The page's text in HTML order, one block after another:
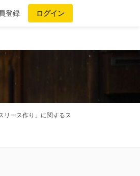
登録 ログイン
リース作り」に関するス